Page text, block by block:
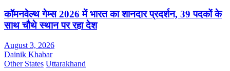
कॉमनवेल्थ गेम्स 2026 में भारत का शानदार प्रदर्शन, 39 पदकों के
साथ चौथे स्थान पर रहा देश
August 3, 2026
Dainik Khabar
Other States Uttarakhand